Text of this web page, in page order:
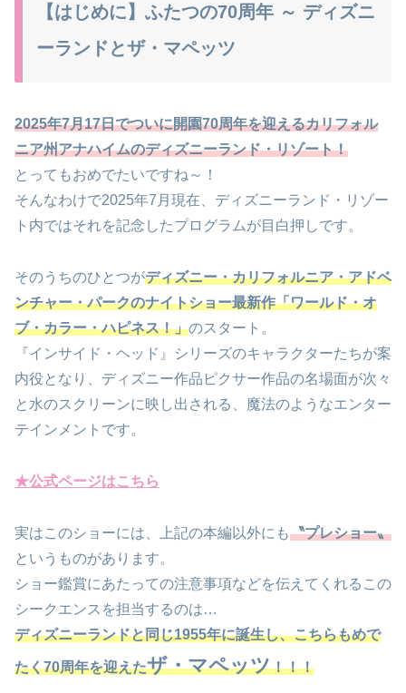
【はじめに】ふたつの70周年 ～ ディズニ
ーランドとザ・マペッツ
2025年7月17日でついに開園70周年を迎えるカリフォル
ニア州アナハイムのディズニーランド・リゾート！
とってもおめでたいですね～！
そんなわけで2025年7月現在、ディズニーランド・リゾー
ト内ではそれを記念したプログラムが目白押しです。
そのうちのひとつがディズニー・カリフォルニア・アドベ
ンチャー・パークのナイトショー最新作「ワールド・オ
ブ・カラー・ハピネス！」のスタート。
『インサイド・ヘッド』シリーズのキャラクターたちが案
内役となり、ディズニー作品ピクサー作品の名場面が次々
と水のスクリーンに映し出される、魔法のようなエンター
テインメントです。
★公式ページはこちら
実はこのショーには、上記の本編以外にも〝プレショー〟
というものがあります。
ショー鑑賞にあたっての注意事項などを伝えてくれるこの
シークエンスを担当するのは…
ディズニーランドと同じ1955年に誕生し、こちらもめで
たく70周年を迎えたザ・マペッツ！！！